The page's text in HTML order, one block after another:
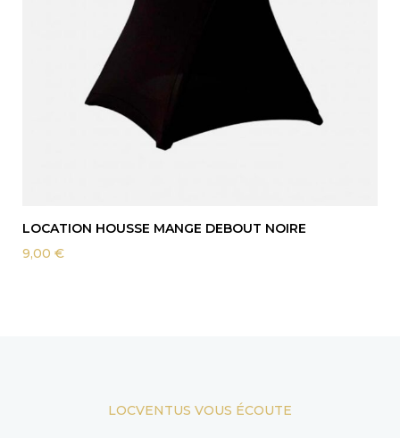
LOCATION HOUSSE MANGE DEBOUT NOIRE
9,00 €
LOCVENTUS VOUS ÉCOUTE